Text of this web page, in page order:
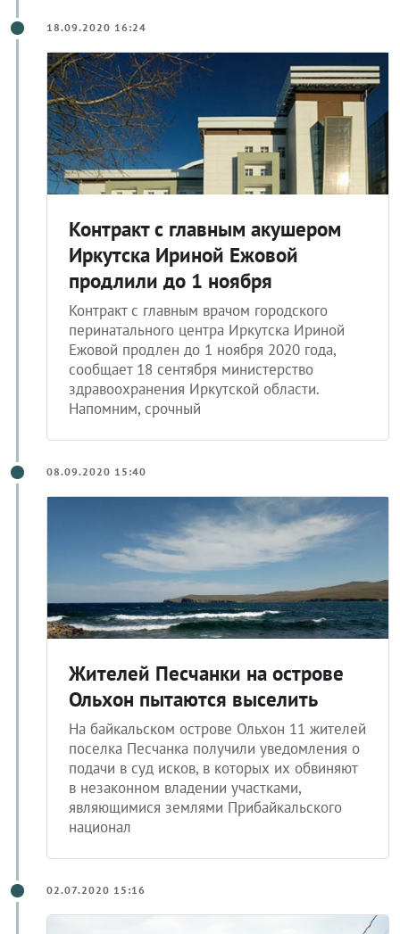
Иркутска Ириной Ежовой
продлили до 1 ноября
Контракт с главным врачом городского
перинатального центра Иркутска Ириной
Ежовой продлен до 1 ноября 2020 года,
сообщает 18 сентября министерство
здравоохранения Иркутской области.
Напомним, срочный
Ольхон пытаются выселить
На байкальском острове Ольхон 11 жителей
поселка Песчанка получили уведомления о
подачи в суд исков, в которых их обвиняют
в незаконном владении участками,
являющимися землями Прибайкальского
национал